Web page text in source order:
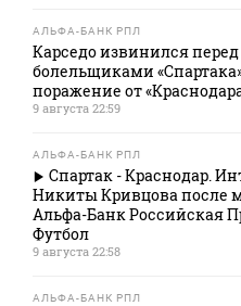
АЛЬФА-БАНК РПЛ
Карседо извинился перед
болельщиками
поражение от
9 августа 22:59
АЛЬФА-БАНК РПЛ
Спартак - Краснодар.
Никиты Кривцова после
Альфа-Банк Российская
Футбол
9 августа 22:58
АЛЬФА-БАНК РПЛ